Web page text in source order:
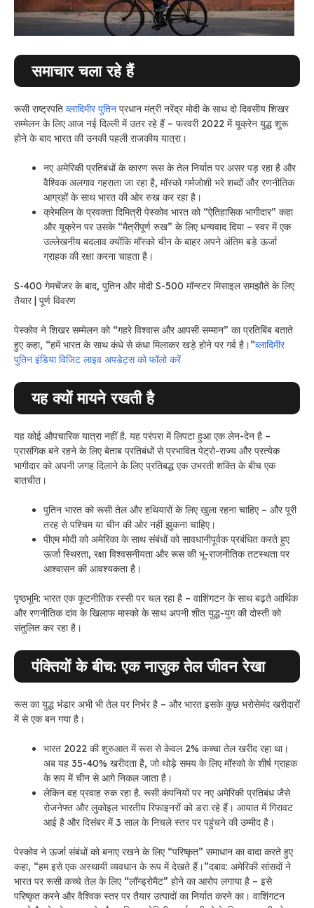
समाचार चला रहे हैं
रूसी राष्ट्रपति व्लादिमीर पुतिन प्रधान मंत्री नरेंद्र मोदी के साथ दो दिवसीय शिखर
सम्मेलन के लिए आज नई दिल्ली में उतर रहे हैं – फरवरी 2022 में यूक्रेन युद्ध शुरू
होने के बाद भारत की उनकी पहली राजकीय यात्रा।
नए अमेरिकी प्रतिबंधों के कारण रूस के तेल निर्यात पर असर पड़ रहा है और
वैश्विक अलगाव गहराता जा रहा है, मॉस्को गर्मजोशी भरे शब्दों और रणनीतिक
आग्रहों के साथ भारत की ओर रुख कर रहा है।
क्रेमलिन के प्रवक्ता दिमित्रीपेस्कोव भारत को “ऐतिहासिक भागीदार” कहा
और यूक्रेन पर उसके “मैत्रीपूर्ण रुख” के लिए धन्यवाद दिया – स्वर में एक
उल्लेखनीय बदलाव क्योंकि मॉस्को चीन के बाहर अपने अंतिम बड़े ऊर्जा
ग्राहक की रक्षा करना चाहता है।
S-400 गेमचेंजर के बाद, पुतिन और मोदी S-500 मॉन्स्टर मिसाइल समझौते के लिए
तैयार | पूर्ण विवरण
पेस्कोव ने शिखर सम्मेलन को “गहरे विश्वास और आपसी सम्मान” का प्रतिबिंब बताते
हुए कहा, “हमें भारत के साथ कंधे से कंधा मिलाकर खड़े होने पर गर्व है।”व्लादिमीर
पुतिन इंडिया विजिट लाइव अपडेट्स को फॉलो करें
यह क्यों मायने रखती है
यह कोई औपचारिक यात्रा नहीं है. यह परंपरा में लिपटा हुआ एक लेन-देन है –
प्रासंगिक बने रहने के लिए बेताब प्रतिबंधों से प्रभावित पेट्रो-राज्य और प्रत्येक
भागीदार को अपनी जगह दिलाने के लिए प्रतिबद्ध एक उभरती शक्ति के बीच एक
बातचीत।
पुतिन भारत को रूसी तेल और हथियारों के लिए खुला रहना चाहिए – और पूरी
तरह से पश्चिम या चीन की ओर नहीं झुकना चाहिए।
पीएम मोदी को अमेरिका के साथ संबंधों को सावधानीपूर्वक प्रबंधित करते हुए
ऊर्जा स्थिरता, रक्षा विश्वसनीयता और रूस की भू-राजनीतिक तटस्थता पर
आश्वासन की आवश्यकता है।
पृष्ठभूमि: भारत एक कूटनीतिक रस्सी पर चल रहा है – वाशिंगटन के साथ बढ़ते आर्थिक
और रणनीतिक दांव के खिलाफ मास्को के साथ अपनी शीत युद्ध-युग की दोस्ती को
संतुलित कर रहा है।
पंक्तियों के बीच: एक नाजुक तेल जीवन रेखा
रूस का युद्ध भंडार अभी भी तेल पर निर्भर है – और भारत इसके कुछ भरोसेमंद खरीदारों
में से एक बन गया है।
भारत 2022 की शुरुआत में रूस से केवल 2% कच्चा तेल खरीद रहा था।
अब यह 35-40% खरीदता है, जो थोड़े समय के लिए मॉस्को के शीर्ष ग्राहक
के रूप में चीन से आगे निकल जाता है।
लेकिन वह प्रवाह रुक रहा है. रूसी कंपनियों पर नए अमेरिकी प्रतिबंध जैसे
रोजनेफ्त और लुकोइल भारतीय रिफाइनरों को डरा रहे हैं। आयात में गिरावट
आई है और दिसंबर में 3 साल के निचले स्तर पर पहुंचने की उम्मीद है।
पेस्कोव ने ऊर्जा संबंधों को बनाए रखने के लिए “परिष्कृत” समाधान का वादा करते हुए
कहा, “हम इसे एक अस्थायी व्यवधान के रूप में देखते हैं।”दबाव: अमेरिकी सांसदों ने
भारत पर रूसी कच्चे तेल के लिए “लॉन्ड्रोमैट” होने का आरोप लगाया है – इसे
परिष्कृत करने और वैश्विक स्तर पर तैयार उत्पादों का निर्यात करने का। वाशिंगटन